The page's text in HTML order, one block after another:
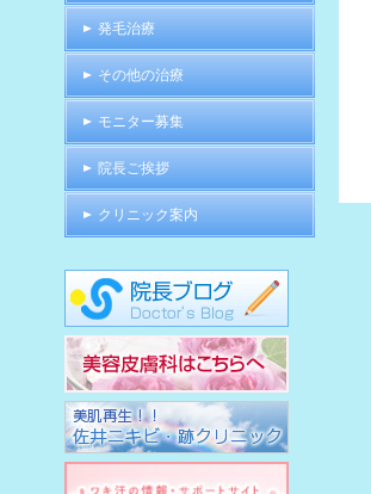
発毛治療
その他の治療
モニター募集
院長ご挨拶
クリニック案内